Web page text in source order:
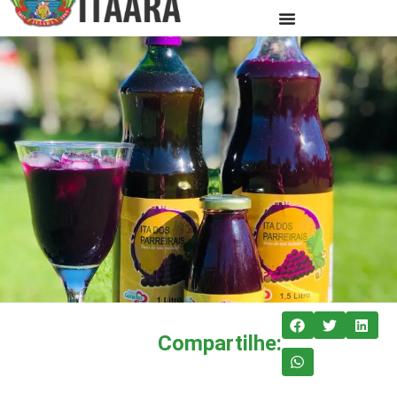
Compartilhe: